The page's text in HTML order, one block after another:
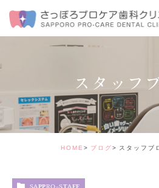
スタッフ
HOME ブログ スタッフブ
SAPPRO-STAFF